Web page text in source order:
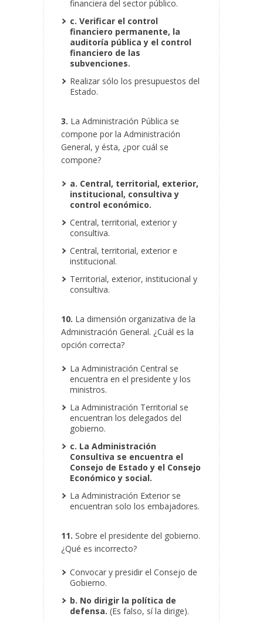
financiera del sector público.
c. Verificar el control
financiero permanente, la
auditoría pública y el control
financiero de las
subvenciones.
Realizar sólo los presupuestos del
Estado.
3. La Administración Pública se
compone por la Administración
General, y ésta, ¿por cuál se
compone?
a. Central, territorial, exterior,
institucional, consultiva y
control económico.
Central, territorial, exterior y
consultiva.
Central, territorial, exterior e
institucional.
Territorial, exterior, institucional y
consultiva.
10. La dimensión organizativa de la
Administración General. ¿Cuál es la
opción correcta?
La Administración Central se
encuentra en el presidente y los
ministros.
La Administración Territorial se
encuentran los delegados del
gobierno.
c. La Administración
Consultiva se encuentra el
Consejo de Estado y el Consejo
Económico y social.
La Administración Exterior se
encuentran solo los embajadores.
11. Sobre el presidente del gobierno.
¿Qué es incorrecto?
Convocar y presidir el Consejo de
Gobierno.
b. No dirigir la política de
defensa. (Es falso, sí la dirige).